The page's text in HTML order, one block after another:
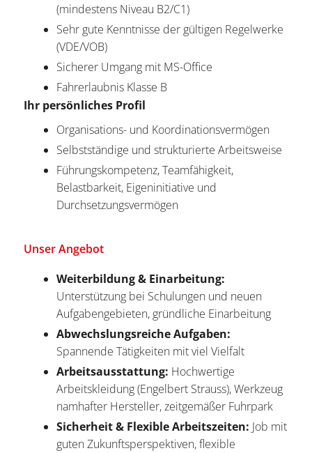
(mindestens Niveau B2/C1)
Sehr gute Kenntnisse der gültigen Regelwerke
(VDE/VOB)
Sicherer Umgang mit MS-Office
Fahrerlaubnis Klasse B
Ihr persönliches Profil
Organisations- und Koordinationsvermögen
Selbstständige und strukturierte Arbeitsweise
Führungskompetenz, Teamfähigkeit,
Belastbarkeit, Eigeninitiative und
Durchsetzungsvermögen
Unser Angebot
Weiterbildung & Einarbeitung:
Unterstützung bei Schulungen und neuen
Aufgabengebieten, gründliche Einarbeitung
Abwechslungsreiche Aufgaben:
Spannende Tätigkeiten mit viel Vielfalt
Arbeitsausstattung: Hochwertige
Arbeitskleidung (Engelbert Strauss), Werkzeug
namhafter Hersteller, zeitgemäßer Fuhrpark
Sicherheit & Flexible Arbeitszeiten: Job mit
guten Zukunftsperspektiven, flexible